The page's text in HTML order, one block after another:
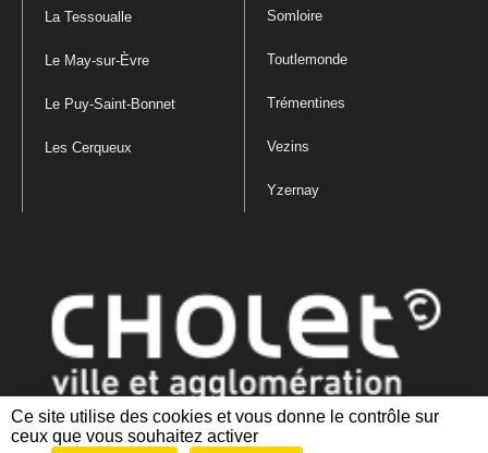
Ce site utilise des cookies et vous donne le contrôle sur
ceux que vous souhaitez activer
La Tessoualle
Le May-sur-Èvre
Le Puy-Saint-Bonnet
Les Cerqueux
Somloire
Toutlemonde
Trémentines
Vezins
Yzernay
Mentions légales|Politique de confidentialité